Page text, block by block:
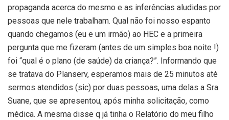
propaganda acerca do mesmo e as inferências aludidas por
pessoas que nele trabalham. Qual não foi nosso espanto
quando chegamos (eu e um irmão) ao HEC e a primeira
pergunta que me fizeram (antes de um simples boa noite !)
foi “qual é o plano (de saúde) da criança?”. Informando que
se tratava do Planserv, esperamos mais de 25 minutos até
sermos atendidos (sic) por duas pessoas, uma delas a Sra.
Suane, que se apresentou, após minha solicitação, como
médica. A mesma disse q já tinha o Relatório do meu filho